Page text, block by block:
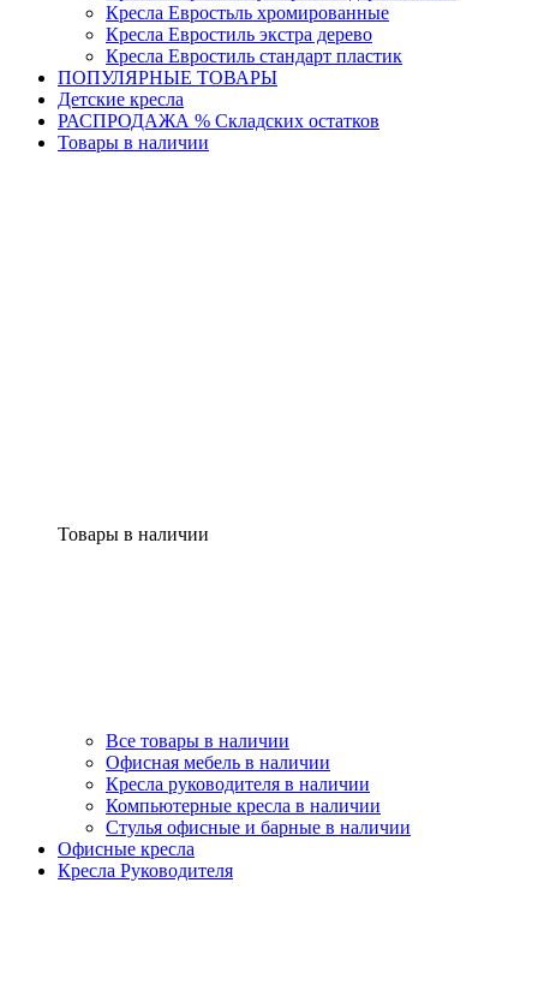
Кресла Евростьль хромированные
Кресла Евростиль экстра дерево
Кресла Евростиль стандарт пластик
ПОПУЛЯРНЫЕ ТОВАРЫ
Детские кресла
РАСПРОДАЖА % Складских остатков
Товары в наличии
Товары в наличии
Все товары в наличии
Офисная мебель в наличии
Кресла руководителя в наличии
Компьютерные кресла в наличии
Стулья офисные и барные в наличии
Офисные кресла
Кресла Руководителя